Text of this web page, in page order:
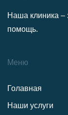
Наша клиника –
помощь.
Меню
Голавная
Наши услуги